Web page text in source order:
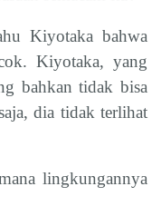
Kiyotaka bahwa
Kiyotaka, yang
bahkan tidak bisa
dia tidak terlihat
lingkungannya